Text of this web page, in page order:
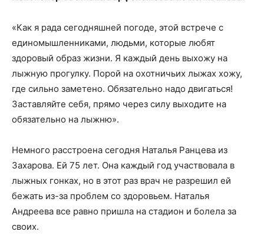
«Как я рада сегодняшней погоде, этой встрече с
единомышленниками, людьми, которые любят
здоровый образ жизни. Я каждый день выхожу на
лыжную прогулку. Порой на охотничьих лыжах хожу,
где сильно заметено. Обязательно надо двигаться!
Заставляйте себя, прямо через силу выходите на
обязательно на лыжню».
Немного расстроена сегодня Наталья Ранцева из
Захарова. Ей 75 лет. Она каждый год участвовала в
лыжных гонках, но в этот раз врач не разрешил ей
бежать из-за проблем со здоровьем. Наталья
Андреева все равно пришла на стадион и болела за
своих.